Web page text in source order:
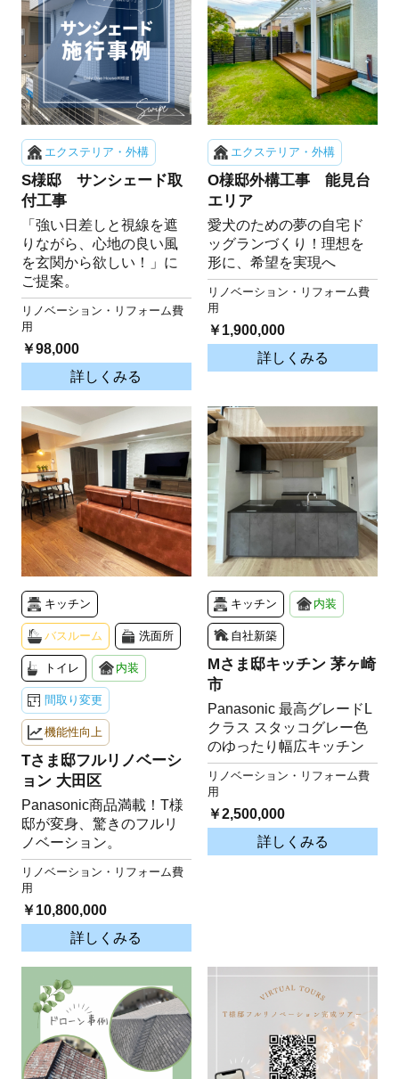
エクステリア・外構
S様邸 サンシェード取
付工事
「強い日差しと視線を遮
りながら、心地の良い風
を玄関から欲しい！」に
ご提案。
リノベーション・リフォーム費
用
￥98,000
詳しくみる
エクステリア・外構
O様邸外構工事 能見台
エリア
愛犬のための夢の自宅ド
ッグランづくり！理想を
形に、希望を実現へ
リノベーション・リフォーム費
用
￥1,900,000
詳しくみる
キッチン
バスルーム 洗面所
トイレ 内装
間取り変更
機能性向上
Tさま邸フルリノベーシ
ョン 大田区
Panasonic商品満載！T様
邸が変身、驚きのフルリ
ノベーション。
リノベーション・リフォーム費
用
￥10,800,000
詳しくみる
キッチン 内装
自社新築
Mさま邸キッチン 茅ヶ崎
市
Panasonic 最高グレードL
クラス スタッコグレー色
のゆったり幅広キッチン
リノベーション・リフォーム費
用
￥2,500,000
詳しくみる